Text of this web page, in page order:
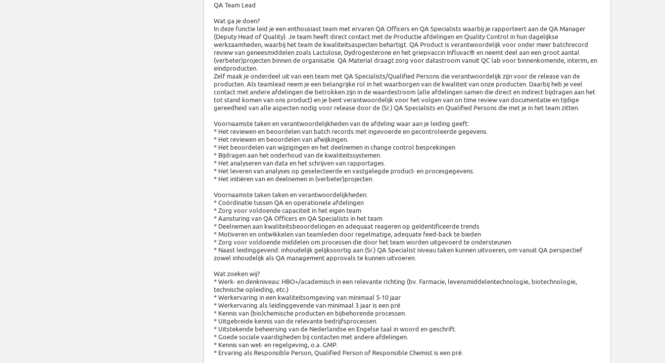
QA Team Lead
Wat ga je doen?
In deze functie leid je een enthousiast team met ervaren QA Officers en QA Specialists waarbij je rapporteert aan de QA Manager
(Deputy Head of Quality). Je team heeft direct contact met de Productie afdelingen en Quality Control in hun dagelijkse
werkzaamheden, waarbij het team de kwaliteitsaspecten behartigt. QA Product is verantwoordelijk voor onder meer batchrecord
review van geneesmiddelen zoals Lactulose, Dydrogesterone en het griepvaccin Influvac® en neemt deel aan een groot aantal
(verbeter)projecten binnen de organisatie. QA Material draagt zorg voor datastroom vanuit QC lab voor binnenkomende, interim, en
eindproducten.
Zelf maak je onderdeel uit van een team met QA Specialists/Qualified Persons die verantwoordelijk zijn voor de release van de
producten. Als teamlead neem je een belangrijke rol in het waarborgen van de kwaliteit van onze producten. Daarbij heb je veel
contact met andere afdelingen die betrokken zijn in de waardestroom (alle afdelingen samen die direct en indirect bijdragen aan het
tot stand komen van ons product) en je bent verantwoordelijk voor het volgen van on time review van documentatie en tijdige
gereedheid van alle aspecten nodig voor release door de (Sr.) QA Specialists en Qualified Persons die met je in het team zitten.
Voornaamste taken en verantwoordelijkheden van de afdeling waar aan je leiding geeft:
* Het reviewen en beoordelen van batch records met ingevoerde en gecontroleerde gegevens.
* Het reviewen en beoordelen van afwijkingen.
* Het beoordelen van wijzigingen en het deelnemen in change control besprekingen
* Bijdragen aan het onderhoud van de kwaliteitssystemen.
* Het analyseren van data en het schrijven van rapportages.
* Het leveren van analyses op geselecteerde en vastgelegde product- en procesgegevens.
* Het initiëren van en deelnemen in (verbeter)projecten.
Voornaamste taken taken en verantwoordelijkheden:
* Coördinatie tussen QA en operationele afdelingen
* Zorg voor voldoende capaciteit in het eigen team
* Aansturing van QA Officers en QA Specialists in het team
* Deelnemen aan kwaliteitsbeoordelingen en adequaat reageren op geïdentificeerde trends
* Motiveren en ontwikkelen van teamleden door regelmatige, adequate feed-back te bieden
* Zorg voor voldoende middelen om processen die door het team worden uitgevoerd te ondersteunen
* Naast leidinggevend: inhoudelijk gelijksoortig aan (Sr.) QA Specialist niveau taken kunnen uitvoeren, om vanuit QA perspectief
zowel inhoudelijk als QA management approvals te kunnen uitvoeren.
Wat zoeken wij?
* Werk- en denkniveau: HBO+/academisch in een relevante richting (bv. Farmacie, levensmiddelentechnologie, biotechnologie,
technische opleiding, etc.)
* Werkervaring in een kwaliteitsomgeving van minimaal 5-10 jaar
* Werkervaring als leidinggevende van minimaal 3 jaar is een pré
* Kennis van (bio)chemische producten en bijbehorende processen.
* Uitgebreide kennis van de relevante bedrijfsprocessen.
* Uitstekende beheersing van de Nederlandse en Engelse taal in woord en geschrift.
* Goede sociale vaardigheden bij contacten met andere afdelingen.
* Kennis van wet- en regelgeving, o.a. GMP.
* Ervaring als Responsible Person, Qualified Person of Responsible Chemist is een pré.